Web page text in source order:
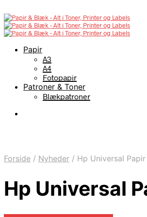
Papir
A3
A4
Fotopapir
Patroner & Toner
Blækpatroner
Forside / Nyheder / Hp Universal
Hp Universal